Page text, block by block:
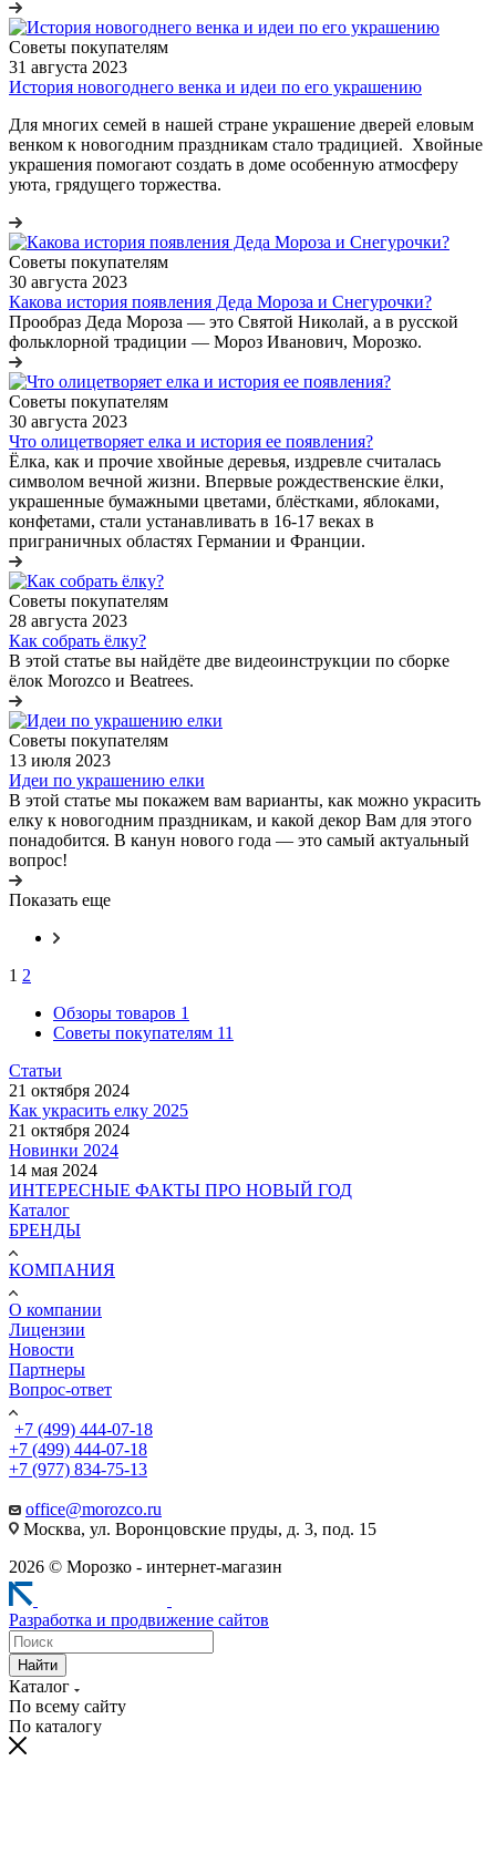
Советы покупателям
31 августа 2023
История новогоднего венка и идеи по его украшению
Для многих семей в нашей стране украшение дверей еловым
венком к новогодним праздникам стало традицией. Хвойные
украшения помогают создать в доме особенную атмосферу
уюта, грядущего торжества.
Советы покупателям
30 августа 2023
Какова история появления Деда Мороза и Снегурочки?
Прообраз Деда Мороза — это Святой Николай, а в русской
фольклорной традиции — Мороз Иванович, Морозко.
Советы покупателям
30 августа 2023
Что олицетворяет елка и история ее появления?
Ёлка, как и прочие хвойные деревья, издревле считалась
символом вечной жизни. Впервые рождественские ёлки,
украшенные бумажными цветами, блёстками, яблоками,
конфетами, стали устанавливать в 16-17 веках в
приграничных областях Германии и Франции.
Советы покупателям
28 августа 2023
Как собрать ёлку?
В этой статье вы найдёте две видеоинструкции по сборке
ёлок Morozco и Beatrees.
Советы покупателям
13 июля 2023
Идеи по украшению елки
В этой статье мы покажем вам варианты, как можно украсить
елку к новогодним праздникам, и какой декор Вам для этого
понадобится. В канун нового года — это самый актуальный
вопрос!
Показать еще
1 2
Обзоры товаров 1
Советы покупателям 11
Статьи
21 октября 2024
Как украсить елку 2025
21 октября 2024
Новинки 2024
14 мая 2024
ИНТЕРЕСНЫЕ ФАКТЫ ПРО НОВЫЙ ГОД
Каталог
БРЕНДЫ
КОМПАНИЯ
О компании
Лицензии
Новости
Партнеры
Вопрос-ответ
+7 (499) 444-07-18
+7 (499) 444-07-18
+7 (977) 834-75-13
office@morozco.ru
Москва, ул. Воронцовские пруды, д. 3, под. 15
2026 © Морозко - интернет-магазин
Разработка и продвижение сайтов
Найти
Каталог
По всему сайту
По каталогу